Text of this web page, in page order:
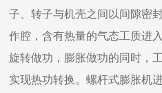
子、转子与机壳之间以间隙密
作腔，含有热量的气态工质进
旋转做功，膨胀做功的同时，
实现热功转换。螺杆式膨胀机